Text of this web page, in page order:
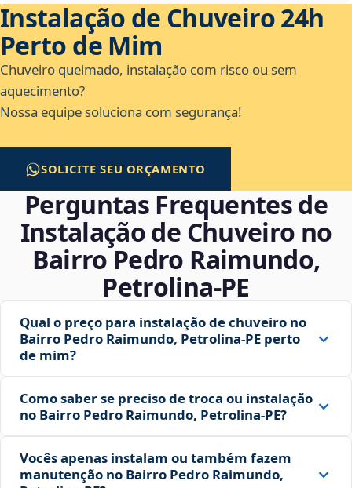
Instalação de Chuveiro 24h
Perto de Mim
Chuveiro queimado, instalação com risco ou sem
aquecimento?
Nossa equipe soluciona com segurança!
SOLICITE SEU ORÇAMENTO
Perguntas Frequentes de
Instalação de Chuveiro no
Bairro Pedro Raimundo,
Petrolina‑PE
Qual o preço para instalação de chuveiro no
Bairro Pedro Raimundo, Petrolina‑PE perto
de mim?
Como saber se preciso de troca ou instalação
no Bairro Pedro Raimundo, Petrolina‑PE?
Vocês apenas instalam ou também fazem
manutenção no Bairro Pedro Raimundo,